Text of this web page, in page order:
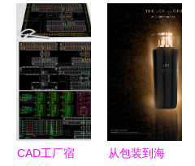
海浦东产品
摄影 上海
浦东样本设
计 太仓标
志设计 太
仓平面设计
太仓网页设
诗级别的技
巧
牌VI设计的
视觉语言探
CAD工厂宿 从包装到海